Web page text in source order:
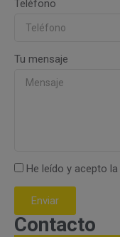
Teléfono
Tu mensaje
He leído y acepto la
Enviar
Contacto